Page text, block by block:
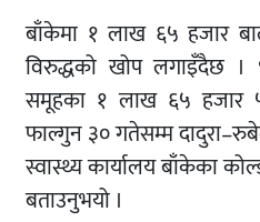
बाँकेमा १ लाख ६५ हजार
विरुद्धको खोप लगाइँदैछ ।
समूहका १ लाख ६५ हजार
फाल्गुन ३० गतेसम्म
स्वास्थ्य कार्यालय बाँकेका
बताउनुभयो ।